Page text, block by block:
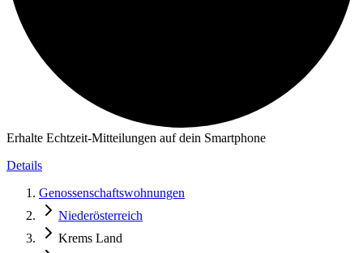
Erhalte Echtzeit-Mitteilungen auf dein Smartphone
Details
Genossenschaftswohnungen
Niederösterreich
Krems Land